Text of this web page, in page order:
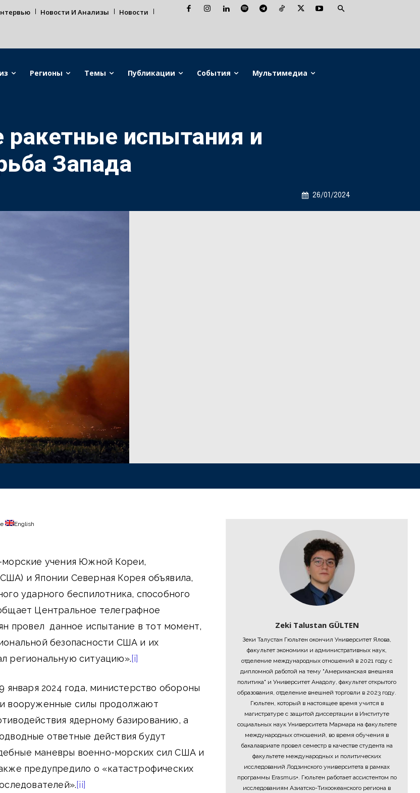
Новости И Анализы Новости
Регионы Темы Публикации События Мультимедиа
ракетные испытания и
Запада
26/01/2024
English
учения Южной Кореи,
и Японии Северная Корея объявила,
ударного беспилотника, способного
Центральное телеграфное
провел данное испытание в тот момент,
безопасности США и их
региональную ситуацию».[i]
января 2024 года, министерство обороны
вооруженные силы продолжают
ядерному базированию, а
ответные действия будут
маневры военно-морских сил США и
предупредило о «катастрофических
[ii]
Zeki Talustan GÜLTEN
Зеки Талустан Гюльтен окончил Университет Ялова,
факультет экономики и административных наук,
отделение международных отношений в 2021 году с
дипломной работой на тему "Американская внешняя
политика" и Университет Анадолу, факультет открытого
образования, отделение внешней торговли в 2023 году.
Гюльтен, который в настоящее время учится в
магистратуре с защитой диссертации в Институте
социальных наук Университета Мармара на факультете
международных отношений, во время обучения в
бакалавриате провел семестр в качестве студента на
факультете международных и политических
исследований Лодзинского университета в рамках
программы Erasmus+. Гюльтен работает ассистентом по
исследованиям Азиатско-Тихоокеанского региона в